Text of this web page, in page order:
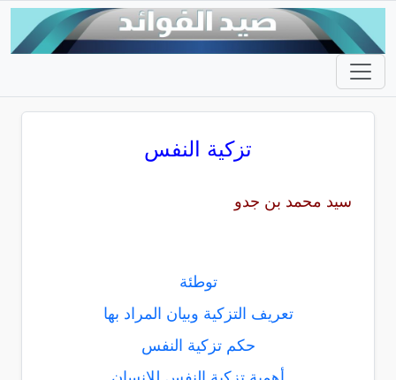
تزكية النفس
سيد محمد بن جدو
توطئة
تعريف التزكية وبيان المراد بها
حكم تزكية النفس